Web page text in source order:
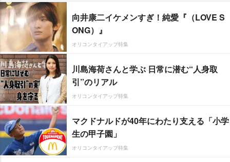
向井康二イケメンすぎ！純愛『（LOVE S
ONG）』
オリコンタイアップ特集
川島海荷さんと学ぶ 日常に潜む“人身取
引”のリアル
オリコンタイアップ特集
マクドナルドが40年にわたり支える「小学
生の甲子園」
オリコンタイアップ特集